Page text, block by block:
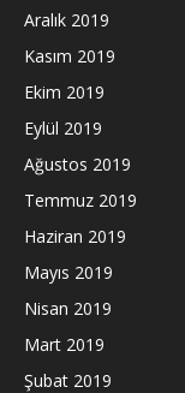
Aralık 2019
Kasım 2019
Ekim 2019
Eylül 2019
Ağustos 2019
Temmuz 2019
Haziran 2019
Mayıs 2019
Nisan 2019
Mart 2019
Şubat 2019